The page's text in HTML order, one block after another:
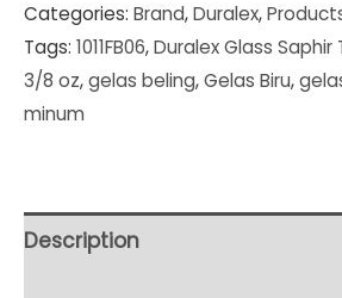
Categories: Brand,Duralex,
Tags: 1011FB06,Duralex Glass Saphir
3/8 oz,gelas beling,Gelas Biru,
minum
Description